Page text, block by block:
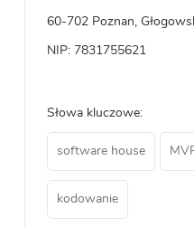
60-702 Poznan,
NIP: 7831755621
Słowa kluczowe:
software house
kodowanie